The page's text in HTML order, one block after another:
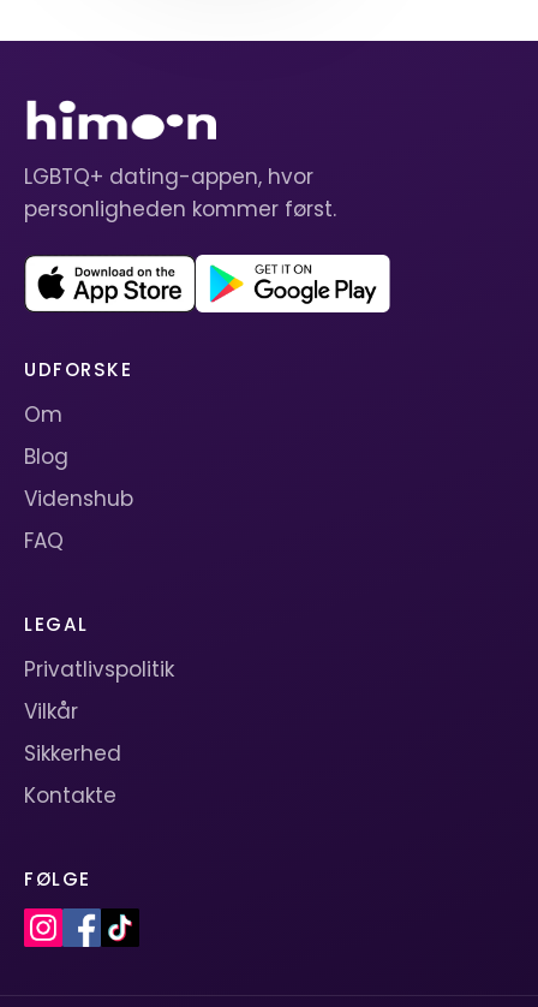
LGBTQ+ dating-appen, hvor
personligheden kommer først.
UDFORSKE
Om
Blog
Videnshub
FAQ
LEGAL
Privatlivspolitik
Vilkår
Sikkerhed
Kontakte
FØLGE